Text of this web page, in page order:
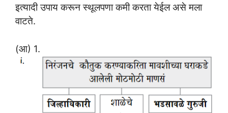
इत्यादी उपाय करून स्थूलपणा कमी करता येईल असे मला
वाटते.
(आ) 1.